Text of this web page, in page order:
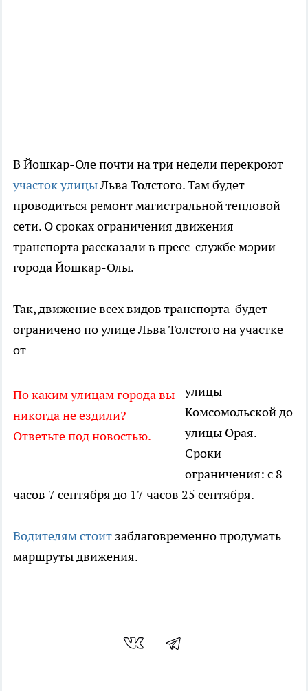
В Йошкар-Оле почти на три недели перекроют
участок улицыЛьва Толстого. Там будет
проводиться ремонт магистральной тепловой
сети. О сроках ограничения движения
транспорта рассказали в пресс-службе мэрии
города Йошкар-Олы.
Так, движение всех видов транспорта будет
ограничено по улице Льва Толстого на участке
от
По каким улицам города вы
никогда не ездили?
Ответьте под новостью.
улицы
Комсомольской до
улицы Орая.
Сроки
ограничения: с 8
часов 7 сентября до 17 часов 25 сентября.
Водителям стоит заблаговременно продумать
маршруты движения.